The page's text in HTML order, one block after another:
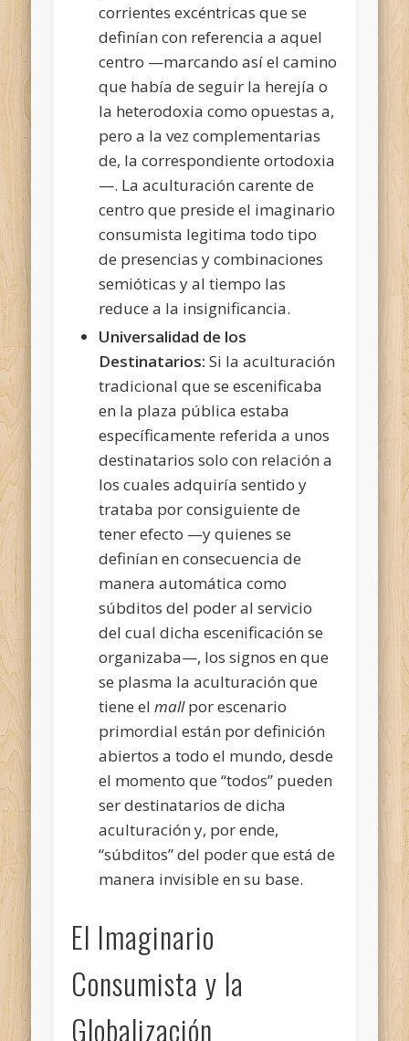
corrientes excéntricas que se
definían con referencia a aquel
centro —marcando así el camino
que había de seguir la herejía o
la heterodoxia como opuestas a,
pero a la vez complementarias
de, la correspondiente ortodoxia
—. La aculturación carente de
centro que preside el imaginario
consumista legitima todo tipo
de presencias y combinaciones
semióticas y al tiempo las
reduce a la insignificancia.
Universalidad de los
Destinatarios: Si la aculturación
tradicional que se escenificaba
en la plaza pública estaba
específicamente referida a unos
destinatarios solo con relación a
los cuales adquiría sentido y
trataba por consiguiente de
tener efecto —y quienes se
definían en consecuencia de
manera automática como
súbditos del poder al servicio
del cual dicha escenificación se
organizaba—, los signos en que
se plasma la aculturación que
tiene elmallpor escenario
primordial están por definición
abiertos a todo el mundo, desde
el momento que “todos” pueden
ser destinatarios de dicha
aculturación y, por ende,
“súbditos” del poder que está de
manera invisible en su base.
El Imaginario
Consumista y la
Globalización